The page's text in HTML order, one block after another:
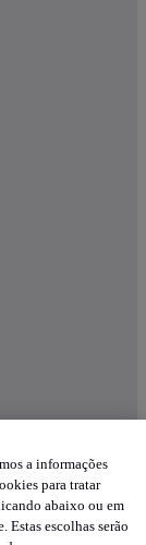
a informações
para tratar
abaixo ou em
escolhas serão